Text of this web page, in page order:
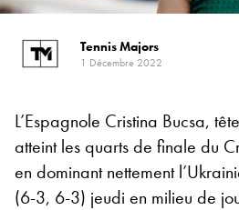
Tennis Majors
1 Décembre 2022
L’Espagnole Cristina Bucsa,
atteint les quarts de finale du
en dominant nettement
(6-3, 6-3) jeudi en milieu de